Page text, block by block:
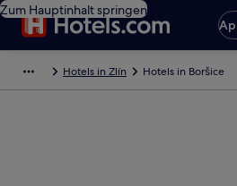
Zum Hauptinhalt springen
Hotels in Zlín Hotels in Boršice